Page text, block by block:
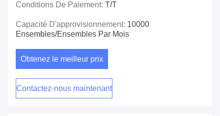
Conditions De Paiement: T/T
Capacité D'approvisionnement: 10000
Ensembles/ensembles Par Mois
Obtenez le meilleur prix
Contactez-nous maintenant